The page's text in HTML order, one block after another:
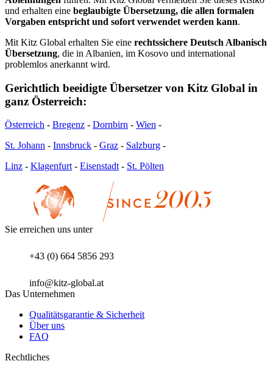
und erhalten eine beglaubigte Übersetzung, die allen formalen
Vorgaben entspricht und sofort verwendet werden kann.
Mit Kitz Global erhalten Sie eine rechtssichere Deutsch Albanisch
Übersetzung, die in Albanien, im Kosovo und international
problemlos anerkannt wird.
Gerichtlich beeidigte Übersetzer von Kitz Global in
ganz Österreich:
Österreich - Bregenz - Dornbirn - Wien -
St. Johann - Innsbruck - Graz - Salzburg -
Linz - Klagenfurt - Eisenstadt - St. Pölten
Sie erreichen uns unter
+43 (0) 664 5856 293
info@kitz-global.at
Das Unternehmen
Qualitätsgarantie & Sicherheit
Über uns
FAQ
Rechtliches